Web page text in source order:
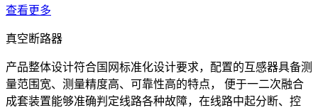
查看更多
真空断路器
产品整体设计符合国网标准化设计要求，配置的互感器具备测
量范围宽、测量精度高、可靠性高的特点， 便于一二次融合
成套装置能够准确判定线路各种故障，在线路中起分断、控